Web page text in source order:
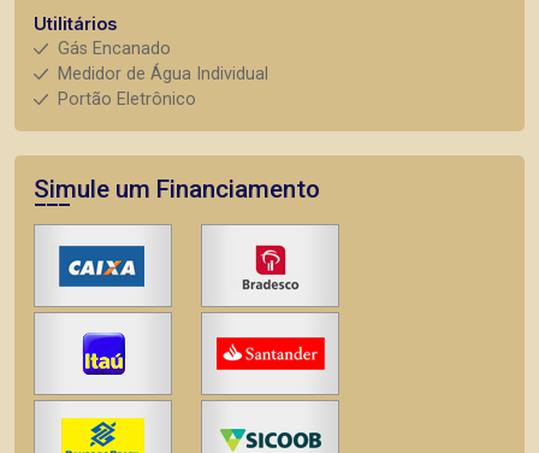
Utilitários
Gás Encanado
Medidor de Água Individual
Portão Eletrônico
Simule um Financiamento